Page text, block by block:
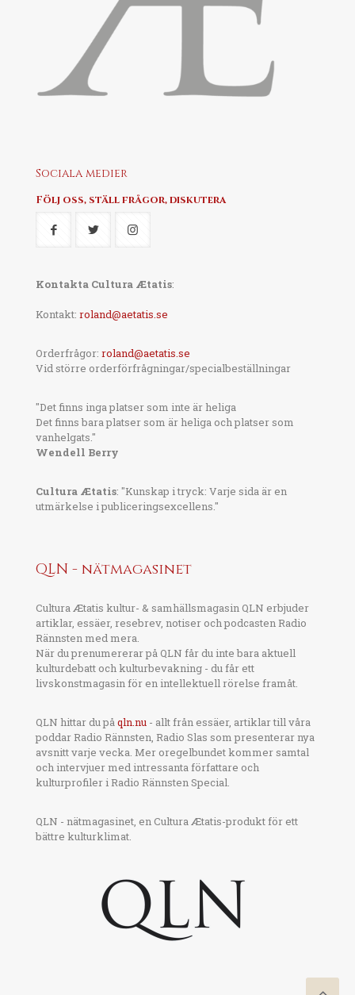
Sociala medier
Följ oss, ställ frågor, diskutera
Kontakta Cultura Ætatis:
Kontakt: roland@aetatis.se
Orderfrågor: roland@aetatis.se
Vid större orderförfrågningar/specialbeställningar
"Det finns inga platser som inte är heliga
Det finns bara platser som är heliga och platser som
vanhelgats."
Wendell Berry
Cultura Ætatis: "Kunskap i tryck: Varje sida är en
utmärkelse i publiceringsexcellens."
QLN - nätmagasinet
Cultura Ætatis kultur- & samhällsmagasin QLN erbjuder
artiklar, essäer, resebrev, notiser och podcasten Radio
Rännsten med mera.
När du prenumererar på QLN får du inte bara aktuell
kulturdebatt och kulturbevakning - du får ett
livskonstmagasin för en intellektuell rörelse framåt.
QLN hittar du påqln.nu - allt från essäer, artiklar till våra
poddar Radio Rännsten, Radio Slas som presenterar nya
avsnitt varje vecka. Mer oregelbundet kommer samtal
och intervjuer med intressanta författare och
kulturprofiler i Radio Rännsten Special.
QLN - nätmagasinet, en Cultura Ætatis-produkt för ett
bättre kulturklimat.